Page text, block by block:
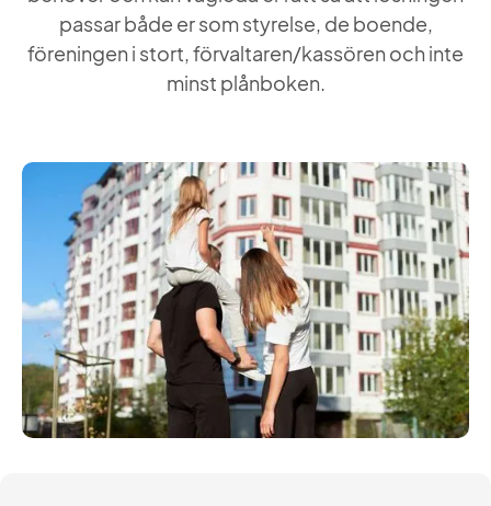
passar både er som styrelse, de boende,
föreningen i stort, förvaltaren/kassören och inte
minst plånboken.